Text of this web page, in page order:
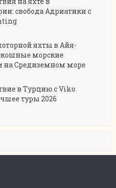
свобода Адриатики с
яхты в Айя-
морские
на Средиземном море
в Турцию с Viko
туры 2026